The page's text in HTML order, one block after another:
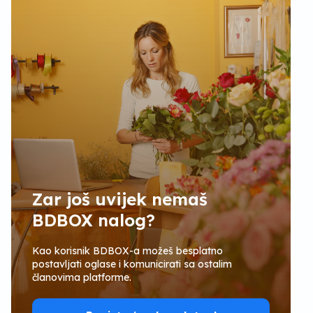
Zar još uvijek nemaš
BDBOX nalog?
Kao korisnik BDBOX-a možeš besplatno
postavljati oglase i komunicirati sa ostalim
članovima platforme.